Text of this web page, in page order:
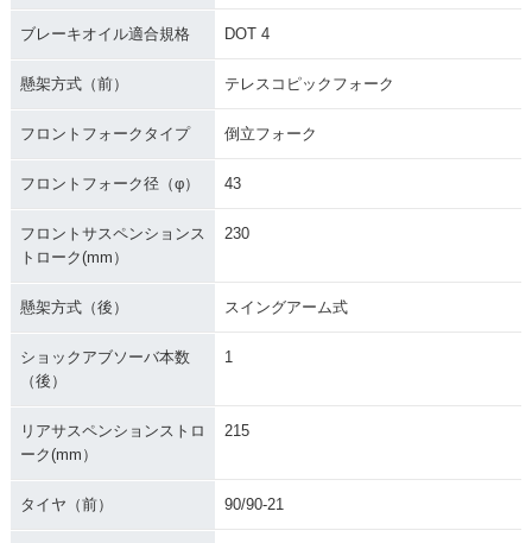
ブレーキオイル適合規格 DOT 4
懸架方式（前） テレスコピックフォーク
フロントフォークタイプ 倒立フォーク
フロントフォーク径（φ） 43
フロントサスペンションス
トローク(mm）
230
懸架方式（後） スイングアーム式
ショックアブソーバ本数
（後）
1
リアサスペンションストロ
ーク(mm）
215
タイヤ（前） 90/90-21